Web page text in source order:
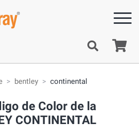
bentley continental
de Color de la
CONTINENTAL